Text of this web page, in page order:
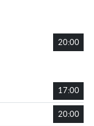
20:00
17:00
20:00